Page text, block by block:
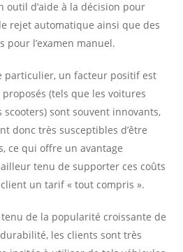
outil d’aide à la décision pour
rejet automatique ainsi que des
pour l’examen manuel.
particulier, un facteur positif est
(tels que les voitures
sont souvent innovants,
donc très susceptibles d’être
ce qui offre un avantage
tenu de supporter ces coûts
un tarif « tout compris ».
de la popularité croissante de
les clients sont très